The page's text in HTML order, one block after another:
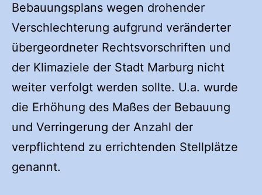
Bebauungsplans wegen drohender
Verschlechterung aufgrund veränderter
übergeordneter Rechtsvorschriften und
der Klimaziele der Stadt Marburg nicht
weiter verfolgt werden sollte. U.a. wurde
die Erhöhung des Maßes der Bebauung
und Verringerung der Anzahl der
verpflichtend zu errichtenden Stellplätze
genannt.